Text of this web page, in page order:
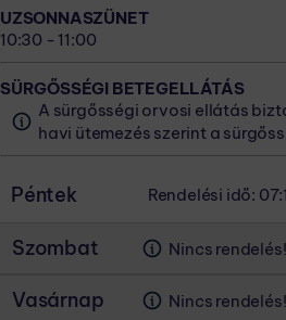
SÜRGŐSSÉGI BETEGELLÁTÁS
A sürgősségi orvosi ellátás
UZSONNASZÜNET
10:30 - 11:00
SÜRGŐSSÉGI BETEGELLÁTÁS
A sürgősségi orvosi ellátás
havi ütemezés szerint a
Péntek Rendelési idő:
RENDELÉSI IDŐ
07:15 - 14:15
UZSONNASZÜNET
Szombat Nincs rendelés!
Vasárnap Nincs rendelés!